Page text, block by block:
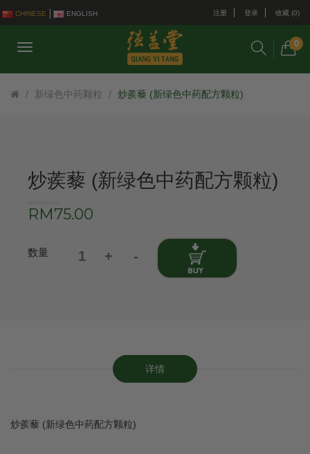
CHINESE ENGLISH 注册 登录 收藏 (0)
0
新绿色中药颗粒 炒蒺藜 (新绿色中药配方颗粒)
炒蒺藜 (新绿色中药配方颗粒)
RM75.00
数量
详情
炒蒺藜 (新绿色中药配方颗粒)